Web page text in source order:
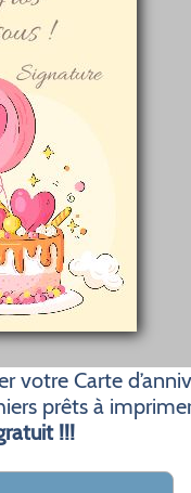
votre Carte
prêts à
!!!